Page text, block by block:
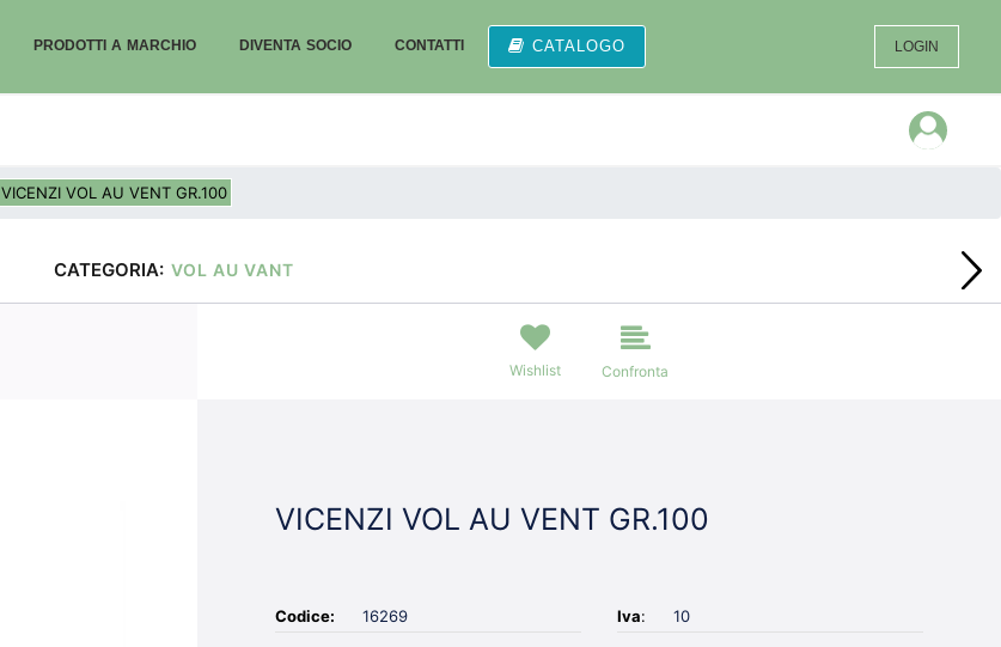
PRODOTTI A MARCHIO DIVENTA SOCIO CONTATTI CATALOGO LOGIN
Open
VICENZI VOL AU VENT GR.100
CATEGORIA: VOL AU VANT
Wishlist Confronta
VICENZI VOL AU VENT GR.100
Codice: 16269 Iva: 10